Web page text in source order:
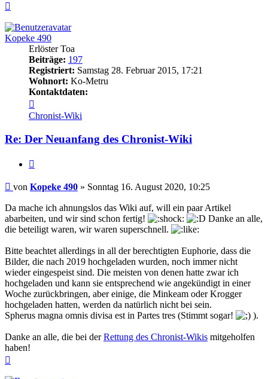
Kopeke 490
Erlöster Toa
Beiträge: 197
Registriert: Samstag 28. Februar 2015, 17:21
Wohnort: Ko-Metru
Kontaktdaten:
von
Kopeke
490
Chronist-Wiki
Re: Der Neuanfang des Chronist-Wiki
Beitrag
von Kopeke 490 » Sonntag 16. August 2020, 10:25
Da mache ich ahnungslos das Wiki auf, will ein paar Artikel
abarbeiten, und wir sind schon fertig!
Danke an alle,
die beteiligt waren, wir waren superschnell.
Bitte beachtet allerdings in all der berechtigten Euphorie, dass die
Bilder, die nach 2019 hochgeladen wurden, noch immer nicht
wieder eingespeist sind. Die meisten von denen hatte zwar ich
hochgeladen und kann sie entsprechend wie angekündigt in einer
Woche zurückbringen, aber einige, die Minkeam oder Krogger
hochgeladen hatten, werden da natürlich nicht bei sein.
Spherus magna omnis divisa est in Partes tres (Stimmt sogar!
).
Danke an alle, die bei derRettung des Chronist-Wikis mitgeholfen
haben!